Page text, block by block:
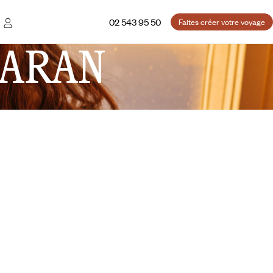
02 543 95 50 Faites créer votre voyage